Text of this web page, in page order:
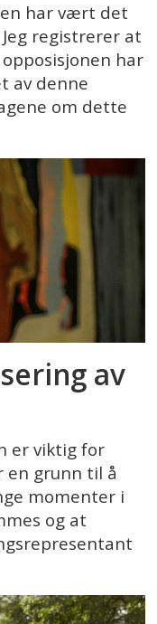
har vært det
registrerer at
har
av denne
om dette
av
er viktig for
en grunn til å
momenter i
og at